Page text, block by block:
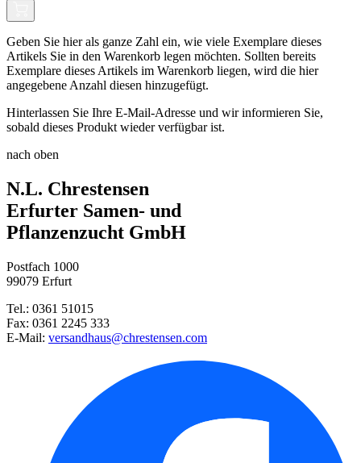
Geben Sie hier als ganze Zahl ein, wie viele Exemplare dieses
Artikels Sie in den Warenkorb legen möchten. Sollten bereits
Exemplare dieses Artikels im Warenkorb liegen, wird die hier
angegebene Anzahl diesen hinzugefügt.
Hinterlassen Sie Ihre E-Mail-Adresse und wir informieren Sie,
sobald dieses Produkt wieder verfügbar ist.
nach oben
N.L. Chrestensen
Erfurter Samen- und
Pflanzenzucht GmbH
Postfach 1000
99079 Erfurt
Tel.: 0361 51015
Fax: 0361 2245 333
E-Mail: versandhaus@chrestensen.com